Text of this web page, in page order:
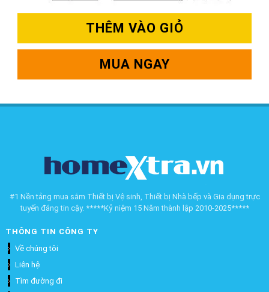
THÊM VÀO GIỎ
MUA NGAY
#1 Nền tảng mua sắm Thiết bị Vệ sinh, Thiết bị Nhà bếp và Gia dụng trực
tuyến đáng tin cậy. *****Kỷ niệm 15 Năm thành lập 2010-2025*****
THÔNG TIN CÔNG TY
Về chúng tôi
Liên hệ
Tìm đường đi